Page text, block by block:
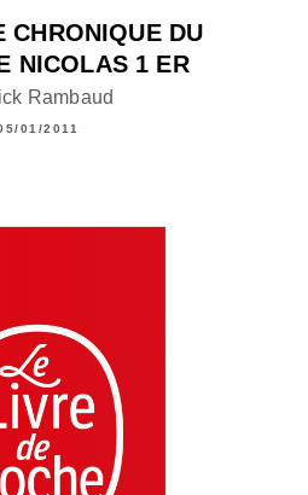
CHRONIQUE DU
NICOLAS 1 ER
Rambaud
01/2011